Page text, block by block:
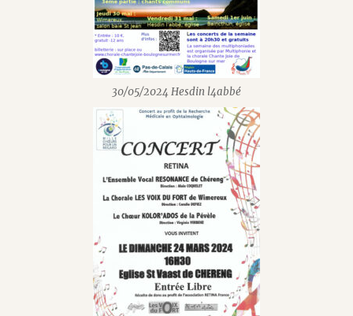
30/05/2024 Hesdin l4abbé